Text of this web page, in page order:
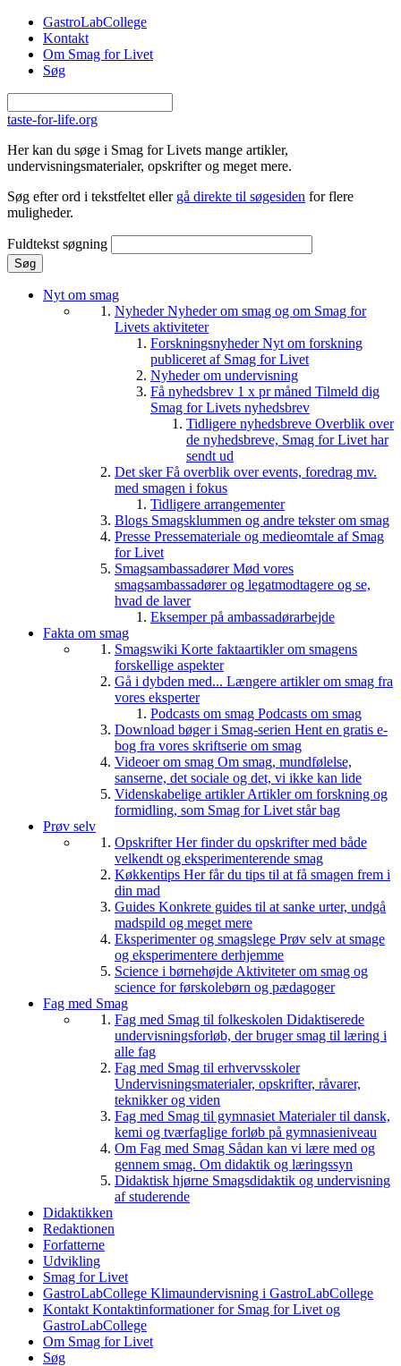
Gå til hovedindhold
GastroLabCollege
Kontakt
Om Smag for Livet
Søg
taste-for-life.org
Her kan du søge i Smag for Livets mange artikler,
undervisningsmaterialer, opskrifter og meget mere.
Søg efter ord i tekstfeltet eller gå direkte til søgesiden for flere
muligheder.
Fuldtekst søgning
Nyt om smag
NyhederNyheder om smag og om Smag for
Livets aktiviteter
ForskningsnyhederNyt om forskning
publiceret af Smag for Livet
Nyheder om undervisning
Få nyhedsbrev 1 x pr måned Tilmeld dig
Smag for Livets nyhedsbrev
Tidligere nyhedsbreve Overblik over
de nyhedsbreve, Smag for Livet har
sendt ud
Det skerFå overblik over events, foredrag mv.
med smagen i fokus
Tidligere arrangementer
Blogs Smagsklummen og andre tekster om smag
Presse Pressemateriale og medieomtale af Smag
for Livet
SmagsambassadørerMød vores
smagsambassadører og legatmodtagere og se,
hvad de laver
Eksemper på ambassadørarbejde
Fakta om smag
Smagswiki Korte faktaartikler om smagens
forskellige aspekter
Gå i dybden med... Længere artikler om smag fra
vores eksperter
Podcasts om smag Podcasts om smag
Download bøger i Smag-serien Hent en gratis e-
bog fra vores skriftserie om smag
Videoer om smag Om smag, mundfølelse,
sanserne, det sociale og det, vi ikke kan lide
Videnskabelige artiklerArtikler om forskning og
formidling, som Smag for Livet står bag
Prøv selv
OpskrifterHer finder du opskrifter med både
velkendt og eksperimenterende smag
Køkkentips Her får du tips til at få smagen frem i
din mad
Guides Konkrete guides til at sanke urter, undgå
madspild og meget mere
Eksperimenter og smagslege Prøv selv at smage
og eksperimentere derhjemme
Science i børnehøjde Aktiviteter om smag og
science for førskolebørn og pædagoger
Fag med Smag
Fag med Smag til folkeskolen Didaktiserede
undervisningsforløb, der bruger smag til læring i
alle fag
Fag med Smag til erhvervsskoler
Undervisningsmaterialer, opskrifter, råvarer,
teknikker og viden
Fag med Smag til gymnasiet Materialer til dansk,
kemi og tværfaglige forløb på gymnasieniveau
Om Fag med Smag Sådan kan vi lære med og
gennem smag. Om didaktik og læringssyn
Didaktisk hjørne Smagsdidaktik og undervisning
af studerende
Didaktikken
Redaktionen
Forfatterne
Udvikling
Smag for Livet
GastroLabCollege Klimaundervisning i GastroLabCollege
Kontakt Kontaktinformationer for Smag for Livet og
GastroLabCollege
Om Smag for Livet
Søg